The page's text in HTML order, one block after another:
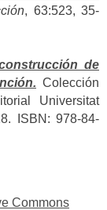
, 63:523, 35-
de
Colección
Universitat
ISBN: 978-84-
Commons